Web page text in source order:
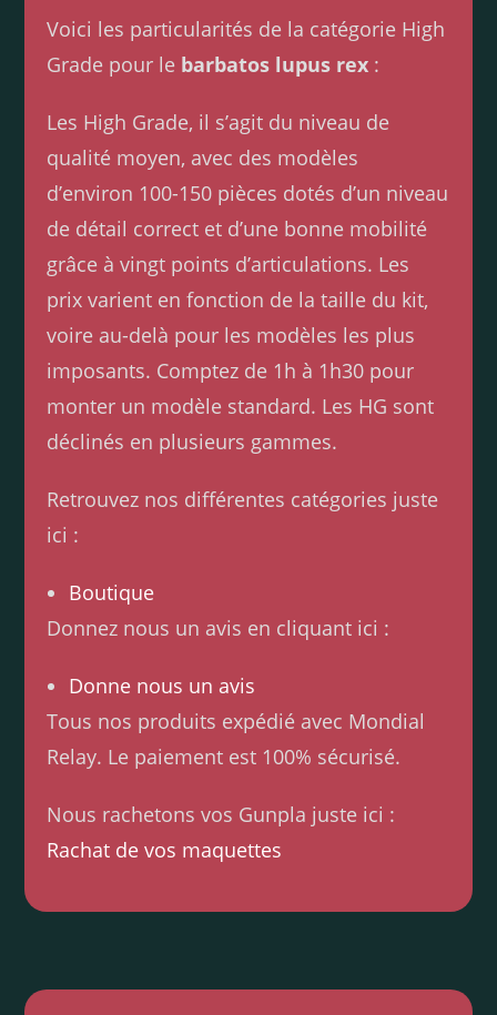
Voici les particularités de la catégorie High
Grade pour le barbatos lupus rex :
Les High Grade, il s’agit du niveau de
qualité moyen, avec des modèles
d’environ 100-150 pièces dotés d’un niveau
de détail correct et d’une bonne mobilité
grâce à vingt points d’articulations. Les
prix varient en fonction de la taille du kit,
voire au-delà pour les modèles les plus
imposants. Comptez de 1h à 1h30 pour
monter un modèle standard. Les HG sont
déclinés en plusieurs gammes.
Retrouvez nos différentes catégories juste
ici :
Boutique
Donnez nous un avis en cliquant ici :
Donne nous un avis
Tous nos produits expédié avec Mondial
Relay. Le paiement est 100% sécurisé.
Nous rachetons vos Gunpla juste ici :
Rachat de vos maquettes